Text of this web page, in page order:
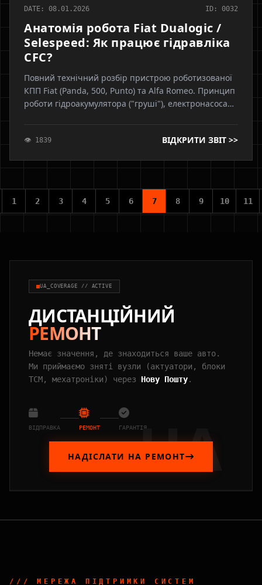
DATE: 08.01.2026 ID: 0032
Анатомія робота Fiat Dualogic /
Selespeed: Як працює гідравліка
CFC?
Повний технічний розбір пристрою роботизованої
КПП Fiat (Panda, 500, Punto) та Alfa Romeo. Принцип
роботи гідроакумулятора ("груші"), електронасоса
Інженерний алгоритм перемикання.
👁 1839 ВІДКРИТИ ЗВІТ >>
1 2 3 4 5 6 7 8 9 10 11
UA_COVERAGE // ACTIVE
ДИСТАНЦІЙНИЙ
РЕМОНТ
Немає значення, де знаходиться ваше авто.
Ми приймаємо зняті вузли (актуатори, блоки
TCM, мехатроніки) через Нову Пошту.
ВІДПРАВКА РЕМОНТ ГАРАНТІЯUA
НАДІСЛАТИ НА РЕМОНТ
/// МЕРЕЖА_ПІДТРИМКИ_СИСТЕМ